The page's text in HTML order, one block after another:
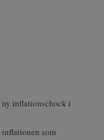
inflationschock i
som